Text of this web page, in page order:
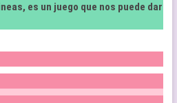
es un juego que nos puede dar